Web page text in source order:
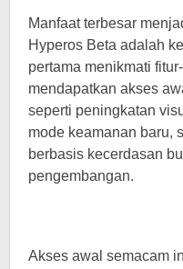
Manfaat terbesar
Hyperos Beta adalah
pertama menikmati
mendapatkan akses
seperti peningkatan
mode keamanan baru,
berbasis kecerdasan
pengembangan.
Akses awal semacam